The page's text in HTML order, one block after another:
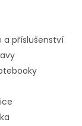
a příslušenství